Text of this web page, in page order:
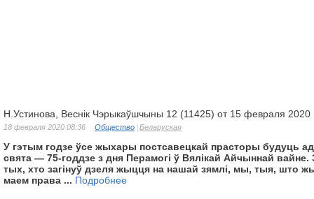
Н.Устинова, Веснік Чэрыкаўшчыны 12 (11425) от 15 февраля 2020
18 февраля 2020 08:36 Общество Беларуская
У гэтым годзе ўсе жыхары постсавецкай прасторы будуць
свята — 75-годдзе з дня Перамогі ў Вялікай Айчыннай вайне.
тых, хто загінуў дзеля жыцця на нашай зямлі, мы, тыя, што
маем права ... Подробнее